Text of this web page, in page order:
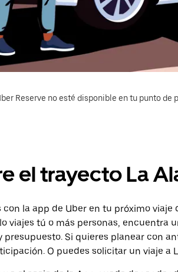
Reserve no esté disponible en tu punto de
el trayecto La
con la app de Uber en tu próximo
viajes tú o más personas, encuentra
presupuesto. Si quieres planear con
O puedes solicitar un viaje a